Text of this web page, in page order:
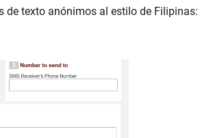
de texto anónimos al estilo de Filipinas: